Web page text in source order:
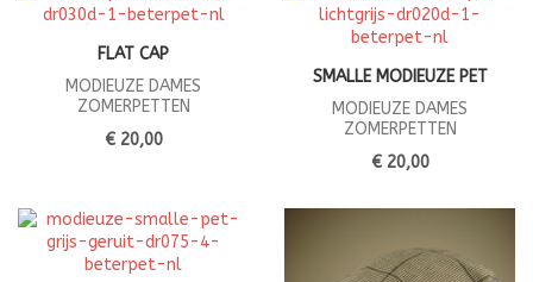
FLAT CAP
MODIEUZE DAMES
ZOMERPETTEN
€ 20,00
SMALLE MODIEUZE PET
MODIEUZE DAMES
ZOMERPETTEN
€ 20,00